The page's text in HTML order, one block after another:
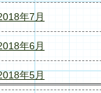
年7月
年6月
年5月